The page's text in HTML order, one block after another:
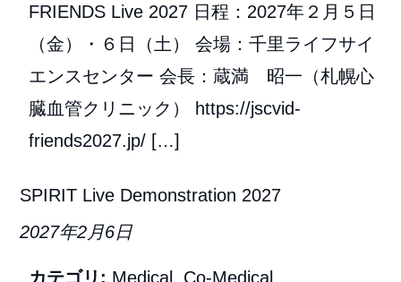
FRIENDS Live 2027 日程：2027年２月５日
（金）・６日（土） 会場：千里ライフサイ
エンスセンター 会長：蔵満 昭一（札幌心
臓血管クリニック） https://jscvid-
friends2027.jp/ […]
SPIRIT Live Demonstration 2027
2027年2月6日
カテゴリ: Medical , Co-Medical